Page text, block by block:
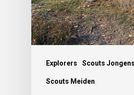
Explorers Scouts Jongens
Scouts Meiden